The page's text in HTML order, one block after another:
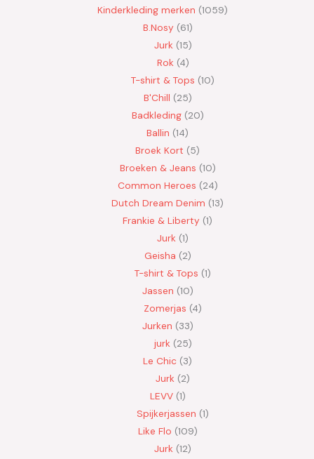
Kinderkleding merken 1059
B.Nosy 61
Jurk 15
Rok 4
T-shirt & Tops 10
B'Chill 25
Badkleding 20
Ballin 14
Broek Kort 5
Broeken & Jeans 10
Common Heroes 24
Dutch Dream Denim 13
Frankie & Liberty 1
Jurk 1
Geisha 2
T-shirt & Tops 1
Jassen 10
Zomerjas 4
Jurken 33
jurk 25
Le Chic 3
Jurk 2
LEVV 1
Spijkerjassen 1
Like Flo 109
Jurk 12